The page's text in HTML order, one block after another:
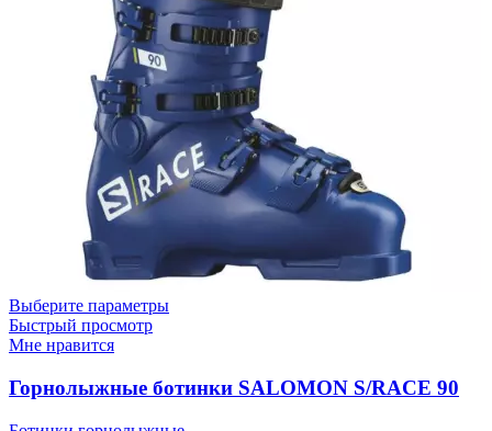
Выберите параметры
Быстрый просмотр
Мне нравится
Горнолыжные ботинки SALOMON S/RACE 90